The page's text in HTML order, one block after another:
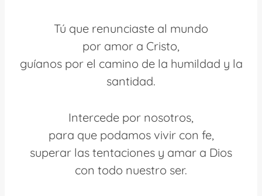
Tú que renunciaste al mundo
por amor a Cristo,
guíanos por el camino de la humildad y la
santidad.
Intercede por nosotros,
para que podamos vivir con fe,
superar las tentaciones y amar a Dios
con todo nuestro ser.